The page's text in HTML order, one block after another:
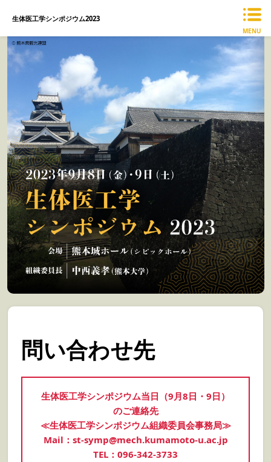
生体医工学シンポジウム2023
MENU
問い合わせ先
生体医工学シンポジウム当日（9月8日・9日）
のご連絡先
≪生体医工学シンポジウム組織委員会事務局≫
Mail：st-symp@mech.kumamoto-u.ac.jp
TEL：096-342-3733